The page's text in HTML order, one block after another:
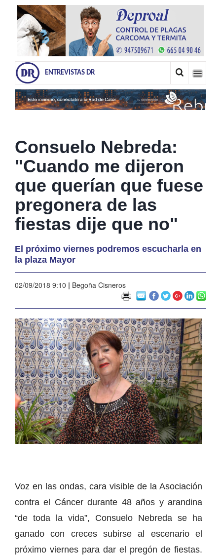
ENTREVISTAS DR
Consuelo Nebreda:
"Cuando me dijeron
que querían que fuese
pregonera de las
fiestas dije que no"
El próximo viernes podremos escucharla en
la plaza Mayor
02/09/2018 9:10 | Begoña Cisneros
Voz en las ondas, cara visible de la Asociación
contra el Cáncer durante 48 años y arandina
“de toda la vida”, Consuelo Nebreda se ha
ganado con creces subirse al escenario el
próximo viernes para dar el pregón de fiestas.